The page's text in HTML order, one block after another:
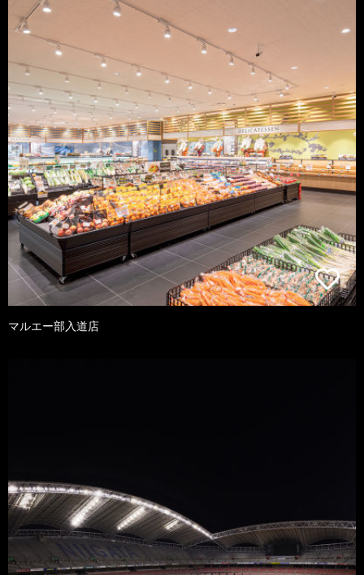
マルエー部入道店